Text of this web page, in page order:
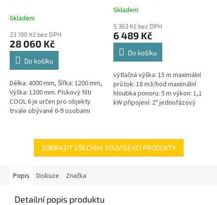
Skladem
23 190 Kč bez DPH
28 060 Kč
Do košíku
Délka: 4000 mm, Šířka: 1200 mm,
Výška: 1200 mm. Pískový filtr
COOL 6 je určen pro objekty
trvale obývané 6-9 osobami
septiků - Blue Line PQD 7-
Průměrné
produktu
je
5,0
hvězdiček.
Skladem
5 363 Kč bez DPH
6 489 Kč
Do košíku
výtlačná výška: 15 m maximální
průtok: 18 m3/hod maximální
hloubka ponoru: 5 m výkon: 1,1
kW připojení: 2" jednofázový
ZOBRAZIT VŠECHNY SOUVISEJÍCÍ PRODUKTY
Popis Diskuze Značka
Detailní popis produktu